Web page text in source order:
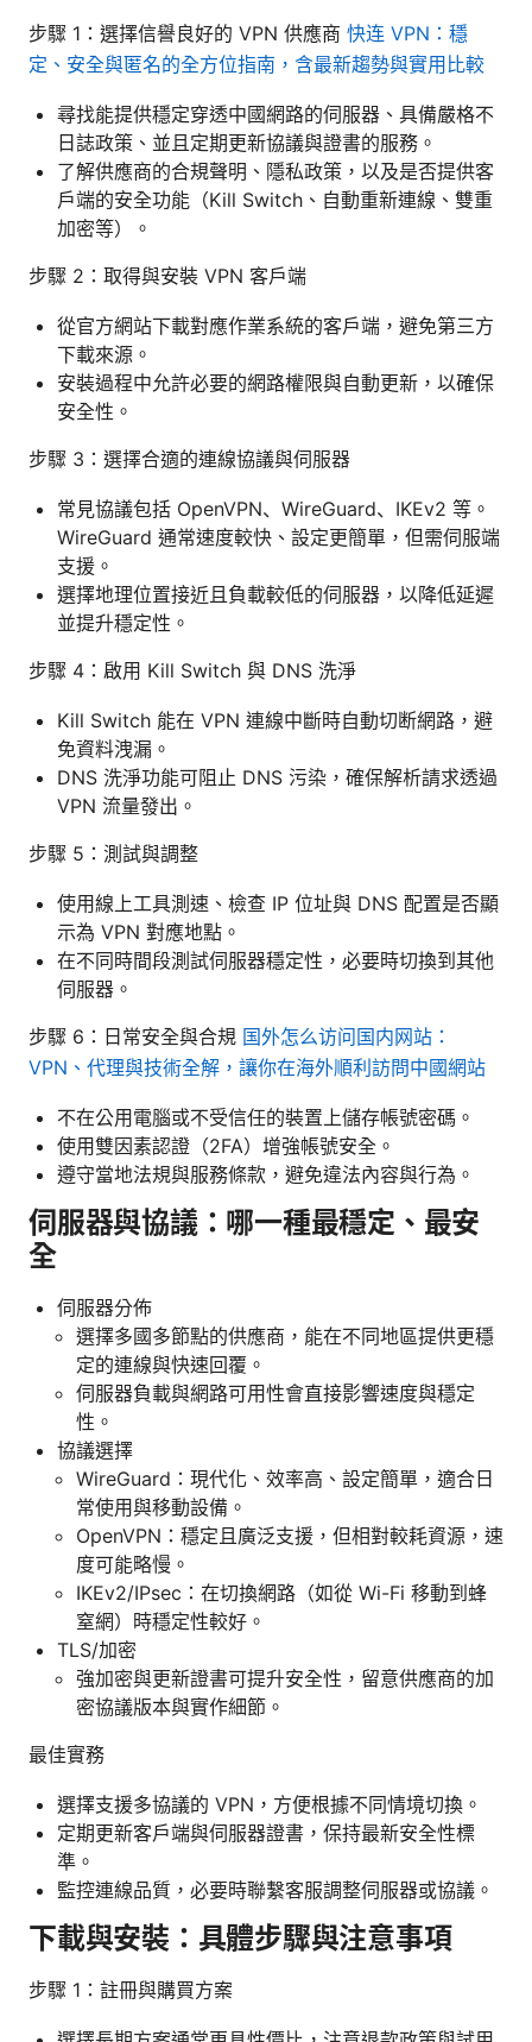
步驟 1：選擇信譽良好的 VPN 供應商 快连 VPN：穩
定、安全與匿名的全方位指南，含最新趨勢與實用比較
尋找能提供穩定穿透中國網路的伺服器、具備嚴格不
日誌政策、並且定期更新協議與證書的服務。
了解供應商的合規聲明、隱私政策，以及是否提供客
戶端的安全功能（Kill Switch、自動重新連線、雙重
加密等）。
步驟 2：取得與安裝 VPN 客戶端
從官方網站下載對應作業系統的客戶端，避免第三方
下載來源。
安裝過程中允許必要的網路權限與自動更新，以確保
安全性。
步驟 3：選擇合適的連線協議與伺服器
常見協議包括 OpenVPN、WireGuard、IKEv2 等。
WireGuard 通常速度較快、設定更簡單，但需伺服端
支援。
選擇地理位置接近且負載較低的伺服器，以降低延遲
並提升穩定性。
步驟 4：啟用 Kill Switch 與 DNS 洗淨
Kill Switch 能在 VPN 連線中斷時自動切断網路，避
免資料洩漏。
DNS 洗淨功能可阻止 DNS 污染，確保解析請求透過
VPN 流量發出。
步驟 5：測試與調整
使用線上工具測速、檢查 IP 位址與 DNS 配置是否顯
示為 VPN 對應地點。
在不同時間段測試伺服器穩定性，必要時切換到其他
伺服器。
步驟 6：日常安全與合規 国外怎么访问国内网站：
VPN、代理與技術全解，讓你在海外順利訪問中國網站
不在公用電腦或不受信任的裝置上儲存帳號密碼。
使用雙因素認證（2FA）增強帳號安全。
遵守當地法規與服務條款，避免違法內容與行為。
伺服器與協議：哪一種最穩定、最安
全
伺服器分佈
選擇多國多節點的供應商，能在不同地區提供更穩
定的連線與快速回覆。
伺服器負載與網路可用性會直接影響速度與穩定
性。
協議選擇
WireGuard：現代化、效率高、設定簡單，適合日
常使用與移動設備。
OpenVPN：穩定且廣泛支援，但相對較耗資源，速
度可能略慢。
IKEv2/IPsec：在切換網路（如從 Wi-Fi 移動到蜂
窒網）時穩定性較好。
TLS/加密
強加密與更新證書可提升安全性，留意供應商的加
密協議版本與實作細節。
最佳實務
選擇支援多協議的 VPN，方便根據不同情境切換。
定期更新客戶端與伺服器證書，保持最新安全性標
準。
監控連線品質，必要時聯繫客服調整伺服器或協議。
下載與安裝：具體步驟與注意事項
步驟 1：註冊與購買方案